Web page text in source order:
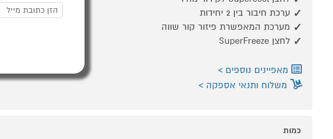
ערכת חיבור בין 2 יחידות
מערכת המאפשרת פיזור קור שווה
לחצן SuperFreeze
מאפיינים נוספים
משלוח ותנאי אספקה
כמות